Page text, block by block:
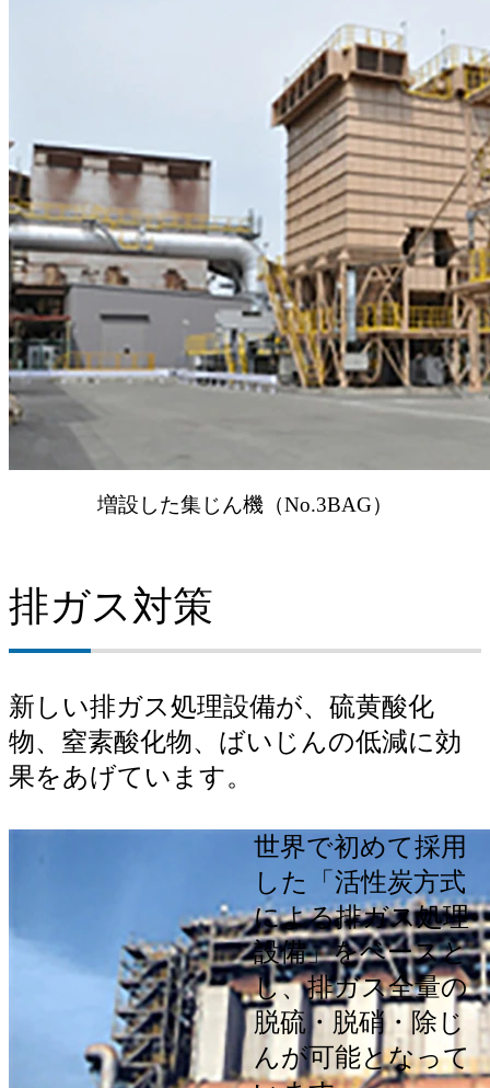
増設した集じん機（No.3BAG）
排ガス対策
新しい排ガス処理設備が、 硫黄酸化
物、窒素酸化物、ばいじんの低減に効
果をあげています。
世界で初めて採用
した「活性炭方式
による排ガス処理
設備」をベースと
し、排ガス全量の
脱硫・脱硝・除じ
んが可能となって